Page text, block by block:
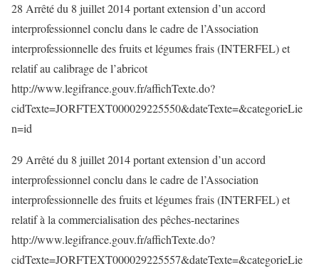
28 Arrêté du 8 juillet 2014 portant extension d’un accord
interprofessionnel conclu dans le cadre de l’Association
interprofessionnelle des fruits et légumes frais (INTERFEL) et
relatif au calibrage de l’abricot
http://www.legifrance.gouv.fr/affichTexte.do?
cidTexte=JORFTEXT000029225550&dateTexte=&categorieLie
n=id
29 Arrêté du 8 juillet 2014 portant extension d’un accord
interprofessionnel conclu dans le cadre de l’Association
interprofessionnelle des fruits et légumes frais (INTERFEL) et
relatif à la commercialisation des pêches-nectarines
http://www.legifrance.gouv.fr/affichTexte.do?
cidTexte=JORFTEXT000029225557&dateTexte=&categorieLie